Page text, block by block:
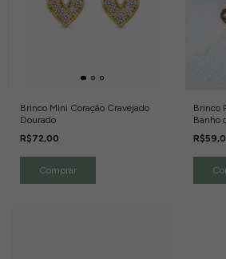
Brinco Mini Coração Cravejado
Dourado
R$72,00
Brinco
Banho